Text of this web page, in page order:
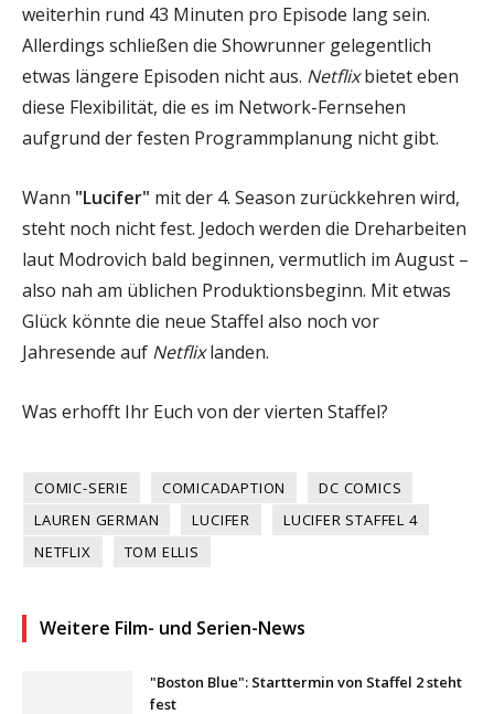
weiterhin rund 43 Minuten pro Episode lang sein.
Allerdings schließen die Showrunner gelegentlich
etwas längere Episoden nicht aus. Netflixbietet eben
diese Flexibilität, die es im Network-Fernsehen
aufgrund der festen Programmplanung nicht gibt.
Wann "Lucifer" mit der 4. Season zurückkehren wird,
steht noch nicht fest. Jedoch werden die Dreharbeiten
laut Modrovich bald beginnen, vermutlich im August –
also nah am üblichen Produktionsbeginn. Mit etwas
Glück könnte die neue Staffel also noch vor
Jahresende auf Netflixlanden.
Was erhofft Ihr Euch von der vierten Staffel?
COMIC-SERIE COMICADAPTION
DC COMICS
LAUREN GERMAN
LUCIFER
LUCIFER STAFFEL 4
NETFLIX
TOM ELLIS
Weitere Film- und Serien-News
"Boston Blue": Starttermin von Staffel 2 steht
fest